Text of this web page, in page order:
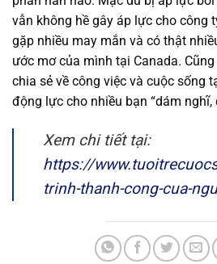
vẫn không hề gây áp lực cho công
gặp nhiều may mắn và có thật
ước mơ của mình tại Canada.
chia sẻ về công việc và cuộc sống
động lực cho nhiều bạn “dám nghĩ,
Xem chi tiết tại:
https://
trinh-thanh-cong-cua-